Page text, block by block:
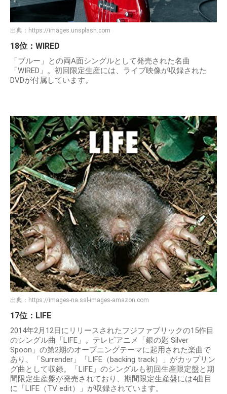
出典： https://images.unsplash.com
18位：WIRED
「ブルー」との両A面シングルとして発売された名曲
「WIRED」。初回限定生産には、ライブ映像が収録された
DVDが付属しています。
出典： https://images-na.ssl-images-amazon.com
17位：LIFE
2014年2月12日にリリースされたフジファブリックの15作目
のシングル曲「LIFE」。テレビアニメ「銀の匙 Silver
Spoon」の第2期のオープニングテーマに起用された楽曲で
あり、「Surrender」「LIFE（backing track）」がカップリン
グ曲として収録。「LIFE」のシングルも初回生産限定盤と期
間限定生産盤が発売されており、期間限定生産盤には4曲目
に「LIFE（TV edit）」が収録されています。